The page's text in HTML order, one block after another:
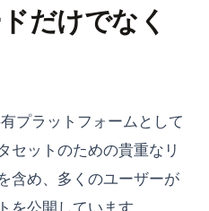
だけでなく
プラットフォームとして
セットのための貴重なリ
含め、多くのユーザーが